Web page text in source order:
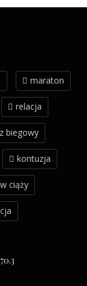
maraton
relacja
biegowy
kontuzja
ciąży